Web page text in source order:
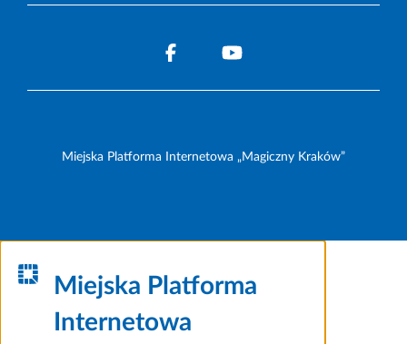
Miejska Platforma Internetowa „Magiczny Kraków”
Miejska Platforma
Internetowa